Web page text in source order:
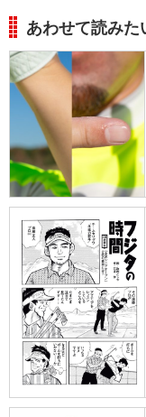
あわせて読みた